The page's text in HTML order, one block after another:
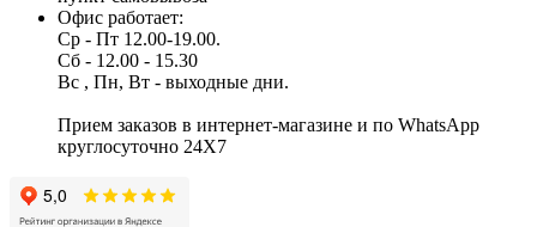
Офис работает:
Ср - Пт 12.00-19.00.
Сб - 12.00 - 15.30
Вс , Пн, Вт - выходные дни.
Прием заказов в интернет-магазине и по WhatsApp
круглосуточно 24X7